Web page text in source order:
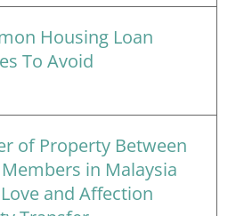
Housing Loan
To Avoid
of Property Between
in Malaysia
and Affection